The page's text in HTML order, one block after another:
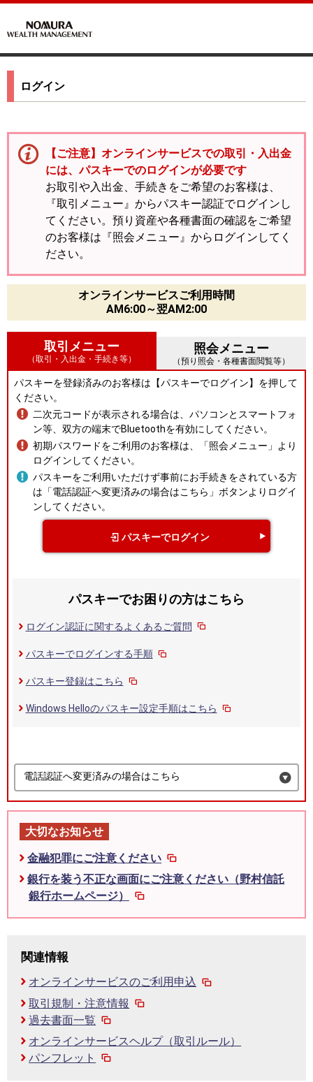
ログイン
【ご注意】オンラインサービスでの取引・入出金
には、パスキーでのログインが必要です
お取引や入出金、手続きをご希望のお客様は、
『取引メニュー』からパスキー認証でログインし
てください。預り資産や各種書面の確認をご希望
のお客様は『照会メニュー』からログインしてく
ださい。
オンラインサービスご利用時間
AM6:00～翌AM2:00
取引メニュー
（取引・入出金・手続き等）
照会メニュー
（預り照会・各種書面閲覧等）
パスキーを登録済みのお客様は【パスキーでログイン】を押して
ください。
二次元コードが表示される場合は、パソコンとスマートフォ
ン等、双方の端末でBluetoothを有効にしてください。
初期パスワードをご利用のお客様は、「照会メニュー」より
ログインしてください。
パスキーをご利用いただけず事前にお手続きをされている方
は「電話認証へ変更済みの場合はこちら」ボタンよりログイ
ンしてください。
パスキーでログイン
パスキーでお困りの方はこちら
ログイン認証に関するよくあるご質問
パスキーでログインする手順
パスキー登録はこちら
Windows Helloのパスキー設定手順はこちら
電話認証へ変更済みの場合はこちら
大切なお知らせ
金融犯罪にご注意ください
銀行を装う不正な画面にご注意ください（野村信託
銀行ホームページ）
関連情報
オンラインサービスのご利用申込
取引規制・注意情報
過去書面一覧
オンラインサービスヘルプ（取引ルール）
パンフレット